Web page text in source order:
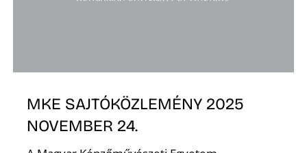
MKE SAJTÓKÖZLEMÉNY 2025
NOVEMBER 24.